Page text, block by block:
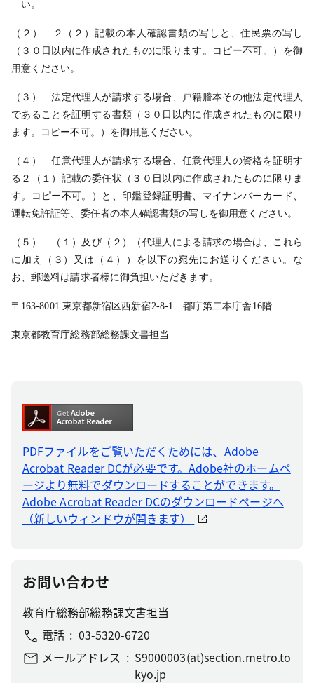
い。
（２） ２（２）記載の本人確認書類の写しと、住民票の写し
（３０日以内に作成されたものに限ります。コピー不可。）を御
用意ください。
（３） 法定代理人が請求する場合、戸籍謄本その他法定代理人
であることを証明する書類（３０日以内に作成されたものに限り
ます。コピー不可。）を御用意ください。
（４） 任意代理人が請求する場合、任意代理人の資格を証明す
る２（１）記載の委任状（３０日以内に作成されたものに限りま
す。コピー不可。）と、印鑑登録証明書、マイナンバーカード、
運転免許証等、委任者の本人確認書類の写しを御用意ください。
（５） （１）及び（２）（代理人による請求の場合は、これら
に加え（３）又は（４））を以下の宛先にお送りください。な
お、郵送料は請求者様に御負担いただきます。
〒163-8001 東京都新宿区西新宿2-8-1 都庁第二本庁舎16階
東京都教育庁総務部総務課文書担当
PDFファイルをご覧いただくためには、Adobe
Acrobat Reader DCが必要です。Adobe社のホームペ
ージより無料でダウンロードすることができます。
Adobe Acrobat Reader DCのダウンロードページへ
（新しいウィンドウが開きます）
お問い合わせ
教育庁総務部総務課文書担当
電話
03-5320-6720
メールアドレス
S9000003(at)section.metro.to
kyo.jp